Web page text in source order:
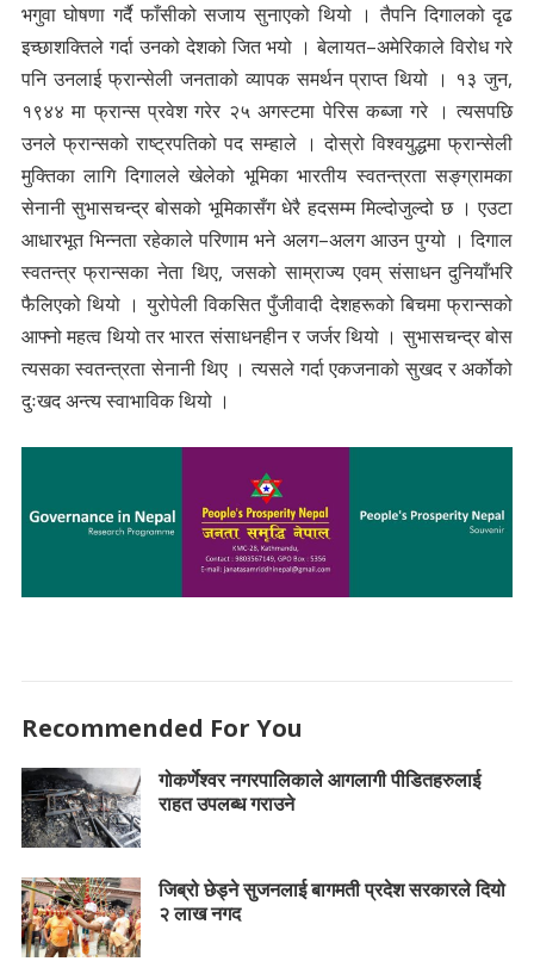
भगुवा घोषणा गर्दै फाँसीको सजाय सुनाएको थियो । तैपनि दिगालको दृढ
इच्छाशक्तिले गर्दा उनको देशको जित भयो । बेलायत–अमेरिकाले विरोध गरे
पनि उनलाई फ्रान्सेली जनताको व्यापक समर्थन प्राप्त थियो । १३ जुन,
१९४४ मा फ्रान्स प्रवेश गरेर २५ अगस्टमा पेरिस कब्जा गरे । त्यसपछि
उनले फ्रान्सको राष्ट्रपतिको पद सम्हाले । दोस्रो विश्वयुद्धमा फ्रान्सेली
मुक्तिका लागि दिगालले खेलेको भूमिका भारतीय स्वतन्त्रता सङ्ग्रामका
सेनानी सुभासचन्द्र बोसको भूमिकासँग धेरै हदसम्म मिल्दोजुल्दो छ । एउटा
आधारभूत भिन्नता रहेकाले परिणाम भने अलग–अलग आउन पुग्यो । दिगाल
स्वतन्त्र फ्रान्सका नेता थिए, जसको साम्राज्य एवम् संसाधन दुनियाँभरि
फैलिएको थियो । युरोपेली विकसित पुँजीवादी देशहरूको बिचमा फ्रान्सको
आफ्नो महत्व थियो तर भारत संसाधनहीन र जर्जर थियो । सुभासचन्द्र बोस
त्यसका स्वतन्त्रता सेनानी थिए । त्यसले गर्दा एकजनाको सुखद र अर्कोको
दुःखद अन्त्य स्वाभाविक थियो ।
Recommended For You
गोकर्णेश्वर नगरपालिकाले आगलागी पीडितहरुलाई
राहत उपलब्ध गराउने
जिब्रो छेड्ने सुजनलाई बागमती प्रदेश सरकारले दियो
२ लाख नगद